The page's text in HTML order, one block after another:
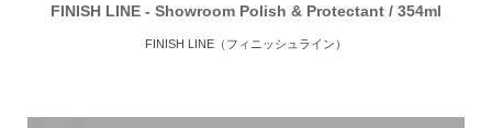
FINISH LINE - Showroom Polish & Protectant / 354ml
FINISH LINE（フィニッシュライン）